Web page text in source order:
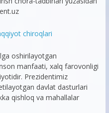
chiroqlari
oshirilayotgan
manfaati, xalq farovonligi
Prezidentimiz
davlat dasturlari
qishloq va mahallalar